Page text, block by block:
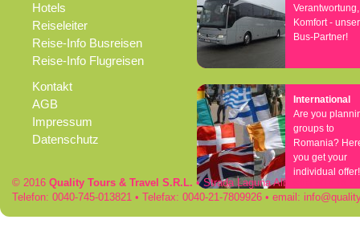
Hotels
Reiseleiter
Reise-Info Busreisen
Reise-Info Flugreisen
Kontakt
AGB
Impressum
Datenschutz
Verantwortung,
Komfort -
Bus-Partner!
International
Are you
groups to
Romania?
you get your
individual offer!
© 2016 Quality Tours & Travel S.R.L. • Strada Laguna Albastra 50 • RO-
Telefon: 0040-745-013821 • Telefax: 0040-21-7809926 • email: info